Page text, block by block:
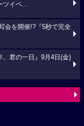
ツイベ...
会を開催!?『5秒で完全
、君の一日』9月4日(金)